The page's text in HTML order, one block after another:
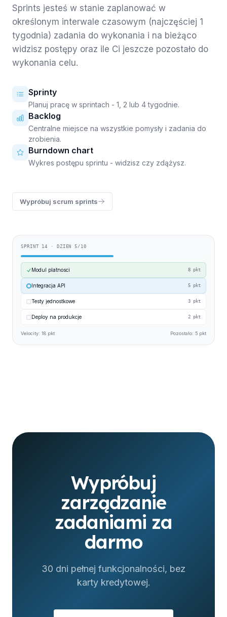
Sprints jesteś w stanie zaplanować w
określonym interwale czasowym (najczęściej 1
tygodnia) zadania do wykonania i na bieżąco
widzisz postępy oraz ile Ci jeszcze pozostało do
wykonania celu.
Sprinty
Planuj pracę w sprintach - 1, 2 lub 4 tygodnie.
Backlog
Centralne miejsce na wszystkie pomysły i zadania do
zrobienia.
Burndown chart
Wykres postępu sprintu - widzisz czy zdążysz.
Wypróbuj scrum sprints
SPRINT 14 · DZIEN 5/10
Modul platnosci 8 pkt
Integracja API 5 pkt
Testy jednostkowe 3 pkt
Deploy na produkcje 2 pkt
Velocity: 18 pkt Pozostalo: 5 pkt
Wypróbuj
zarządzanie
zadaniami za
darmo
30 dni pełnej funkcjonalności, bez
karty kredytowej.